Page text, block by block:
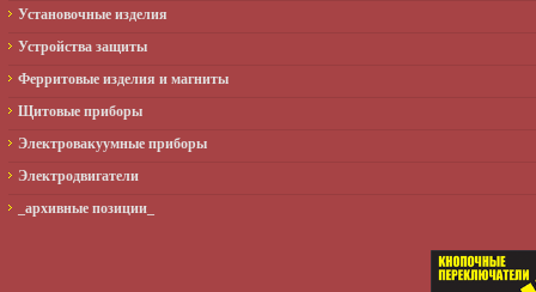
Установочные изделия
Устройства защиты
Ферритовые изделия и магниты
Щитовые приборы
Электровакуумные приборы
Электродвигатели
_архивные позиции_